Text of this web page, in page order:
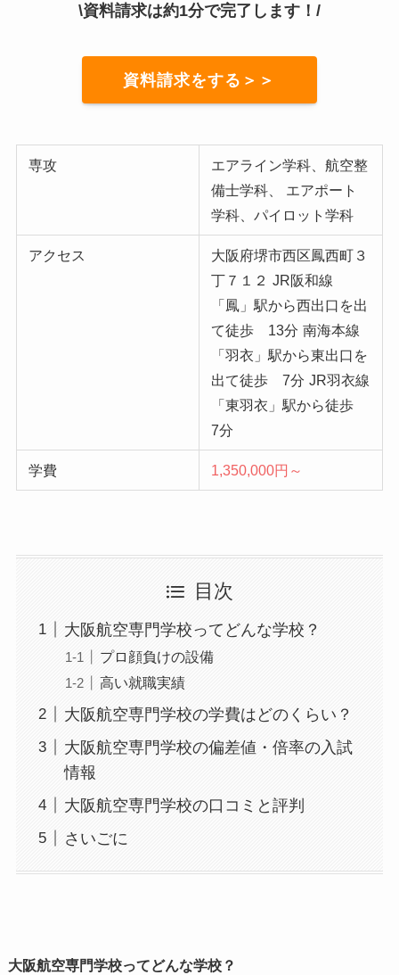
\資料請求は約1分で完了します！/
資料請求をする＞＞
専攻
エアライン学科、航空整
備士学科、 エアポート
学科、パイロット学科
アクセス
大阪府堺市西区鳳西町３
丁７１２ JR阪和線
「鳳」駅から西出口を出
て徒歩 13分 南海本線
「羽衣」駅から東出口を
出て徒歩 7分 JR羽衣線
「東羽衣」駅から徒歩
7分
学費 1,350,000円～
目次
大阪航空専門学校ってどんな学校？
プロ顔負けの設備
高い就職実績
大阪航空専門学校の学費はどのくらい？
大阪航空専門学校の偏差値・倍率の入試
情報
大阪航空専門学校の口コミと評判
さいごに
大阪航空専門学校ってどんな学校？